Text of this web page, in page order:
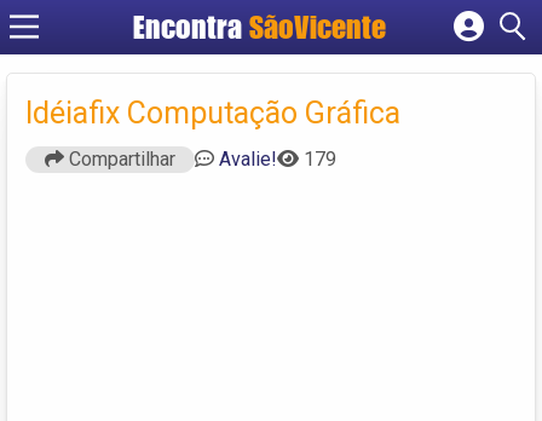
Encontra SãoVicente
Cadastrar empresa
Fazer login
Criar conta
Idéiafix Computação Gráfica
Compartilhar Avalie! 179